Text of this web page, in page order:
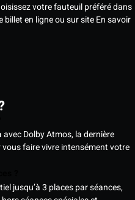
votre fauteuil préféré dans
billet en ligne ou sur siteEn savoir
Dolby Atmos, la dernière
faire vivre intensément votre
jusqu’à 3 places par séances,